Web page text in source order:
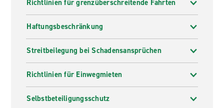
Richtlinien für grenzüberschreitende Fahrten
Haftungsbeschränkung
Streitbeilegung bei Schadensansprüchen
Richtlinien für Einwegmieten
Selbstbeteiligungsschutz